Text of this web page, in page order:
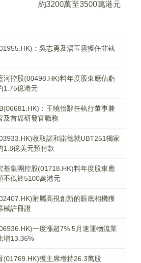
約3200萬至3500萬港元
：吳志勇及湯玉雲獲任非執
河控股(00498.HK)料年度股東應佔虧
1.75億港元
：王曉怡辭任執行董事兼
及首席研發官職務
收取諾和諾德就UBT251獨家
1.8億美元預付款
基集團控股(01718.HK)料年度股東應
不低於5100萬港元
附屬高視創新的眼底相機獲
械註冊證
一度漲超7% 5月速運物流業
增13.36%
(01769.HK)獲主席增持26.3萬股